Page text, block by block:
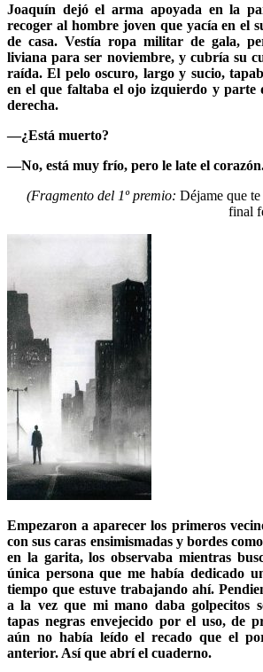
Joaquín dejó el arma apoyada en la
recoger al hombre joven que yacía en el
de casa. Vestía ropa militar de gala,
liviana para ser noviembre, y cubría su
raída. El pelo oscuro, largo y sucio,
en el que faltaba el ojo izquierdo y parte
derecha.
—¿Está muerto?
—No, está muy frío, pero le late el
(Fragmento del 1º premio: Déjame que
final
Empezaron a aparecer los primeros
con sus caras ensimismadas y bordes
en la garita, los observaba mientras
única persona que me había dedicado
tiempo que estuve trabajando ahí.
a la vez que mi mano daba golpecitos
tapas negras envejecido por el uso, de
aún no había leído el recado que el
anterior. Así que abrí el cuaderno.